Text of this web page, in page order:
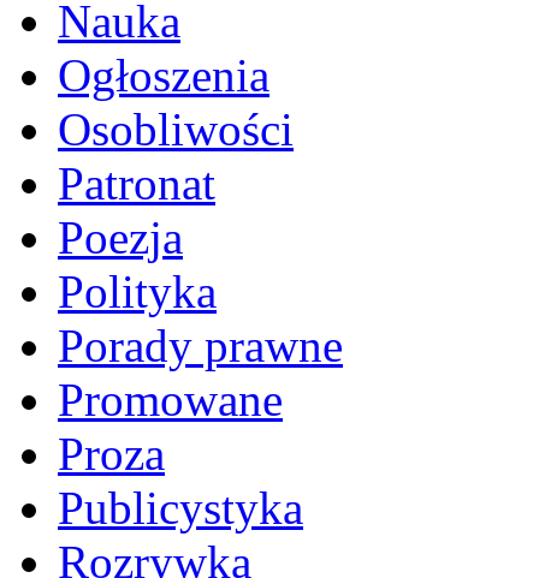
Nauka
Ogłoszenia
Osobliwości
Patronat
Poezja
Polityka
Porady prawne
Promowane
Proza
Publicystyka
Rozrywka